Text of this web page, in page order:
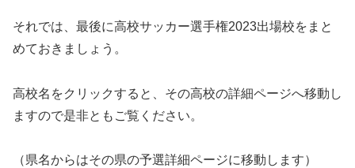
それでは、最後に高校サッカー選手権2023出場校をまと
めておきましょう。
高校名をクリックすると、その高校の詳細ページへ移動し
ますので是非ともご覧ください。
（県名からはその県の予選詳細ページに移動します）